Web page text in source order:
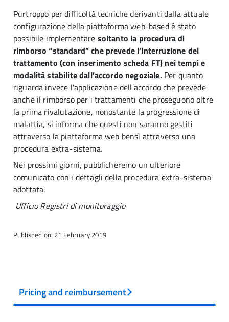
Purtroppo per difficoltà tecniche derivanti dalla attuale
configurazione della piattaforma web-based è stato
possibile implementare soltanto la procedura di
rimborso “standard” che prevede l’interruzione del
trattamento (con inserimento scheda FT) nei tempi e
modalità stabilite dall’accordo negoziale.Per quanto
riguarda invece l'applicazione dell’accordo che prevede
anche il rimborso per i trattamenti che proseguono oltre
la prima rivalutazione, nonostante la progressione di
malattia, si informa che questi non saranno gestiti
attraverso la piattaforma web bensì attraverso una
procedura extra-sistema.
Nei prossimi giorni, pubblicheremo un ulteriore
comunicato con i dettagli della procedura extra-sistema
adottata.
Ufficio Registri di monitoraggio
Published on: 21 February 2019
Pricing and reimbursement